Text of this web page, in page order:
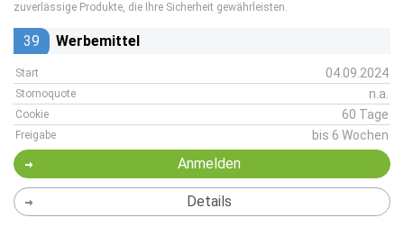
zuverlässige Produkte, die Ihre Sicherheit gewährleisten.
39 Werbemittel
Start 04.09.2024
Stornoquote n.a.
Cookie 60 Tage
Freigabe bis 6 Wochen
Anmelden
Details